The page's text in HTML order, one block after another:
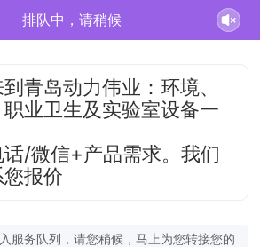
排队中，请稍候
青岛动力伟业：环境、
业卫生及实验室设备一
/微信+产品需求。我们
报价
服务队列，请您稍候，马上为您转接您的